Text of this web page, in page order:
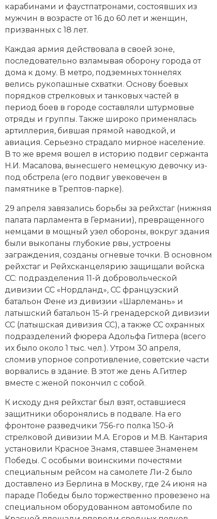
карабинами и фаустпатронами, состоявших из
мужчин в возрасте от 16 до 60 лет и женщин,
призванных с 18 лет.
Каждая армия действовала в своей зоне,
последовательно взламывая оборону города от
дома к дому. В метро, подземных тоннелях
велись рукопашные схватки. Основу боевых
порядков стрелковых и танковых частей в
период боев в городе составляли штурмовые
отряды и группы. Также широко применялась
артиллерия, бившая прямой наводкой, и
авиация. Серьезно страдало мирное население.
В то же время вошел в историю подвиг сержанта
Н.И. Масалова, вынесшего немецкую девочку из-
под обстрела (его подвиг увековечен в
памятнике в Трептов-парке).
29 апреля завязались борьбы за рейхстаг (нижняя
палата парламента в Германии), превращенного
немцами в мощный узел обороны, вокруг здания
были выкопаны глубокие рвы, устроены
заграждения, созданы огневые точки. В основном
рейхстаг и Рейхсканцелярию защищали войска
СС: подразделения 11-й добровольческой
дивизии СС «Нордланд», СС французский
батальон Фене из дивизии «Шарлемань» и
латышский батальон 15-й гренадерской дивизии
СС (латышская дивизия СС), а также СС охранных
подразделений фюрера Адольфа Гитлера (всего
их было около 1 тыс. чел.). Утром 30 апреля,
сломив упорное сопротивление, советские части
ворвались в здание. В этот же день А.Гитлер
вместе с женой покончил с собой.
К исходу дня рейхстаг был взят, оставшиеся
защитники оборонялись в подвале. На его
фронтоне разведчики 756-го полка 150-й
стрелковой дивизии М.А. Егоров и М.В. Кантария
установили Красное Знамя, ставшееЗнаменем
Победы. С особыми воинскими почестями
специальным рейсом на самолете Ли-2 было
доставлено из Берлина в Москву, где 24 июня на
параде Победы было торжественно провезено на
специальном оборудованном автомобиле по